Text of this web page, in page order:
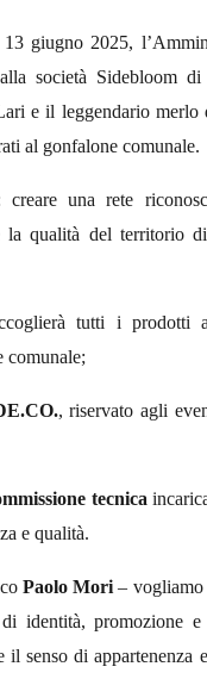
giugno 2025,
società Sidebloom
e il leggendario merlo
al gonfalone comunale.
una rete
la qualità del
tutti i prodotti
comunale;
, riservato agli
tecnica
e qualità.
Paolo Mori – vogliamo
identità, promozione
senso di appartenenza